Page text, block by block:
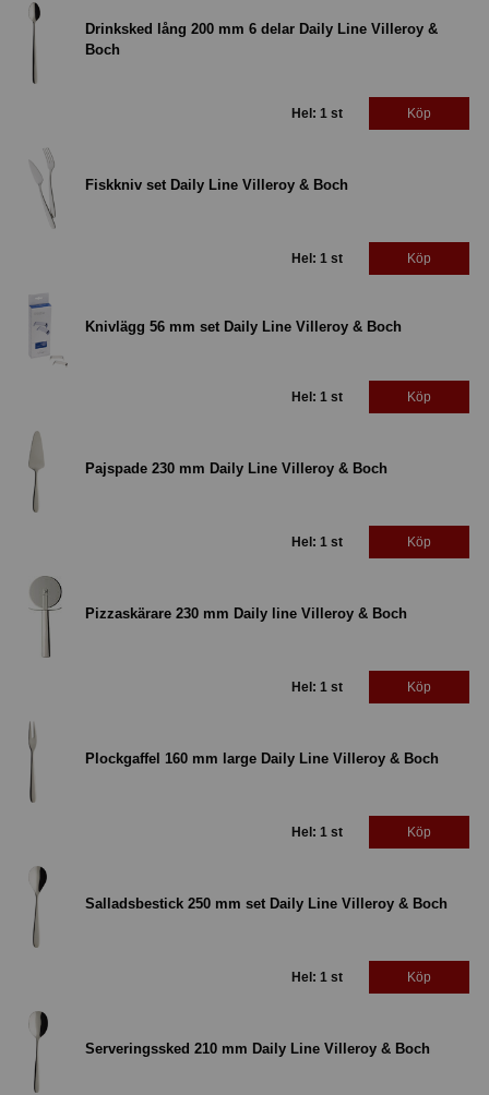
Drinksked lång 200 mm 6 delar Daily Line Villeroy &
Boch
Hel: 1 st Köp
Fiskkniv set Daily Line Villeroy & Boch
Hel: 1 st Köp
Knivlägg 56 mm set Daily Line Villeroy & Boch
Hel: 1 st Köp
Pajspade 230 mm Daily Line Villeroy & Boch
Hel: 1 st Köp
Pizzaskärare 230 mm Daily line Villeroy & Boch
Hel: 1 st Köp
Plockgaffel 160 mm large Daily Line Villeroy & Boch
Hel: 1 st Köp
Salladsbestick 250 mm set Daily Line Villeroy & Boch
Hel: 1 st Köp
Serveringssked 210 mm Daily Line Villeroy & Boch